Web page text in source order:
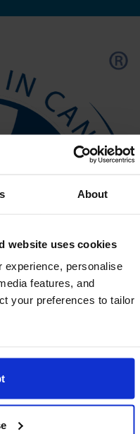
About
website uses cookies
experience, personalise
features, and
your preferences to tailor
IB
candidato*
Diploma del